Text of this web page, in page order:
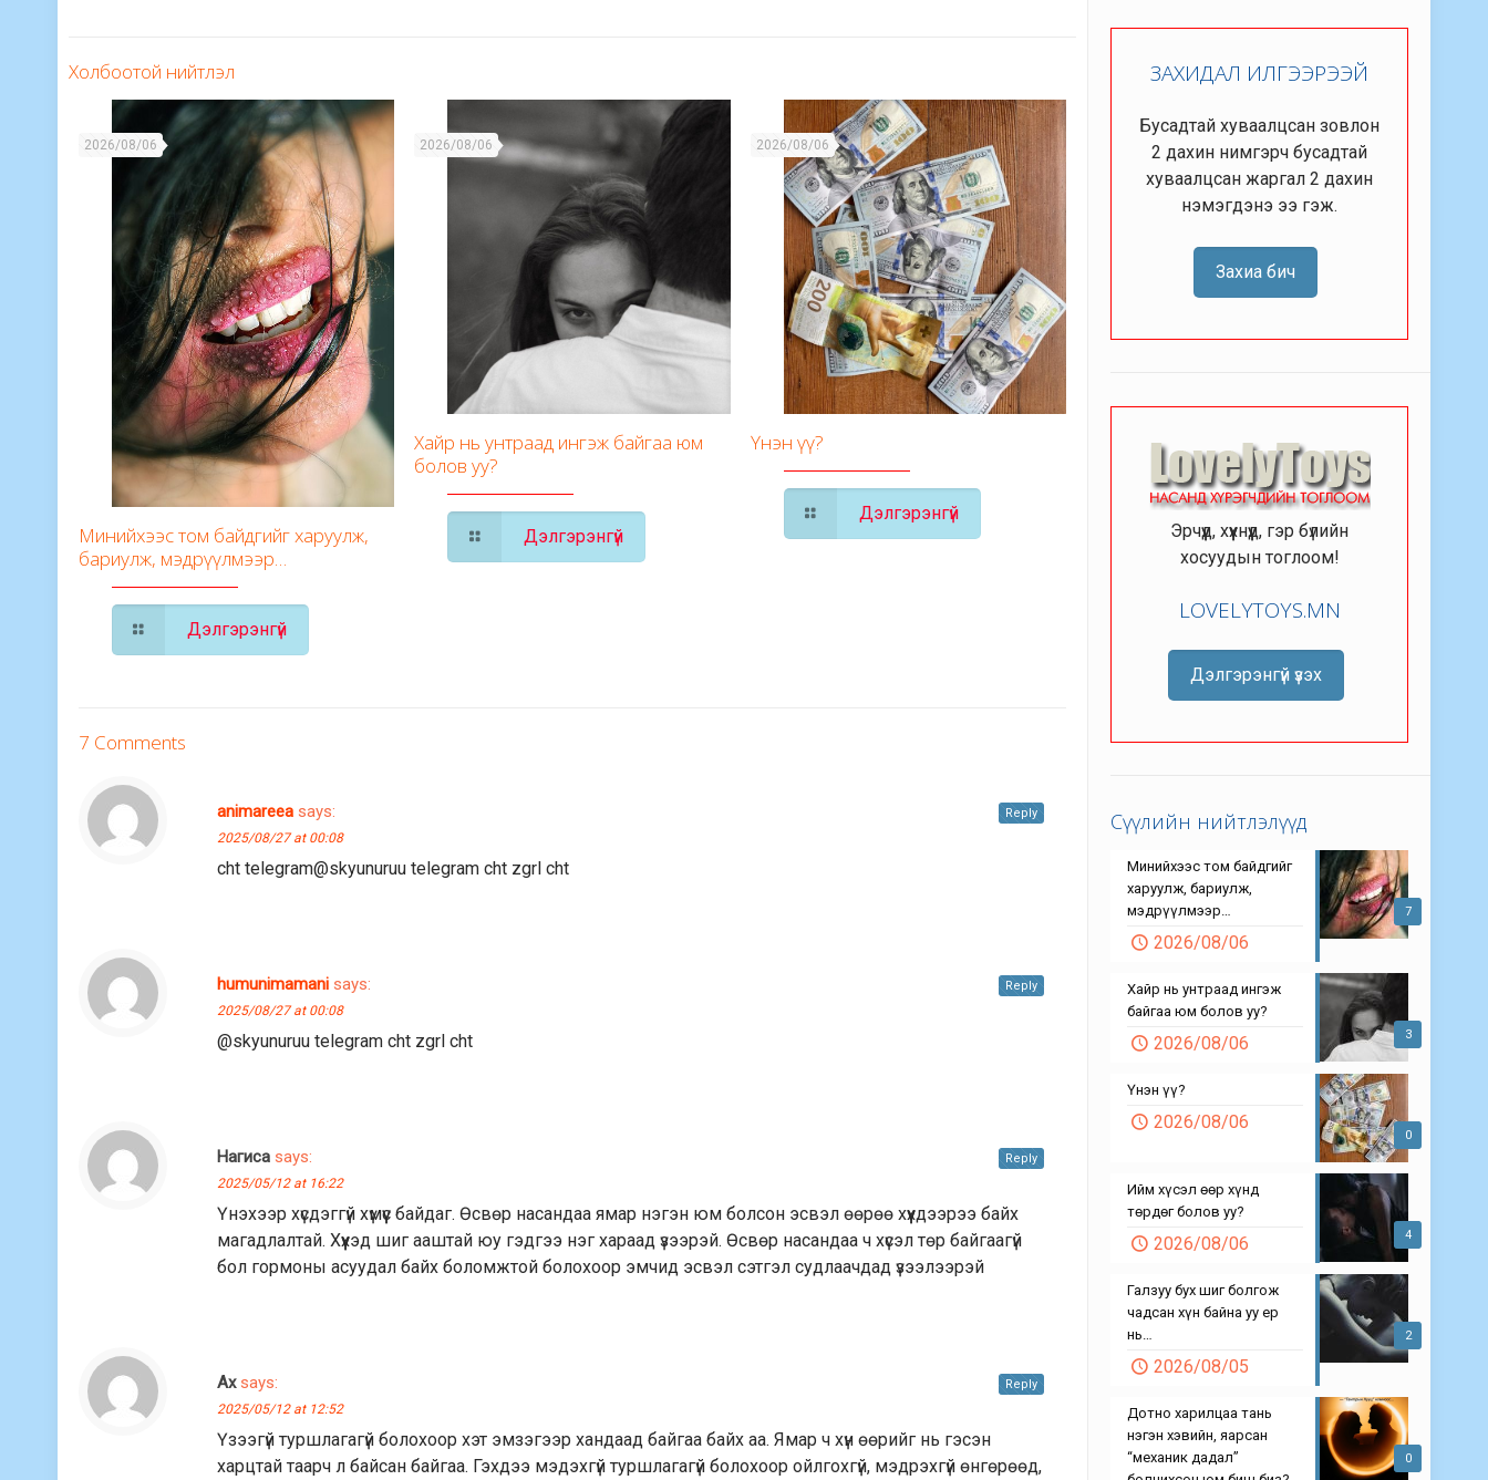
Холбоотой нийтлэл
2026/08/06
Минийхээс том байдгийг харуулж,
бариулж, мэдрүүлмээр…
Дэлгэрэнгүй
2026/08/06
Хайр нь унтраад ингэж байгаа юм
болов уу?
Дэлгэрэнгүй
2026/08/06
Үнэн үү?
Дэлгэрэнгүй
7 Comments
animareea says:
2025/08/27 at 00:08
cht telegram@skyunuruu telegram cht zgrl cht
Reply
humunimamani says:
2025/08/27 at 00:08
@skyunuruu telegram cht zgrl cht
Reply
Нагиса says:
2025/05/12 at 16:22
Үнэхээр хүсдэггүй хүмүүс байдаг. Өсвөр насандаа ямар нэгэн юм болсон эсвэл өөрөө хүүхдээрээ байх
магадлалтай. Хүүхэд шиг ааштай юу гэдгээ нэг хараад үзээрэй. Өсвөр насандаа ч хүсэл төр байгаагүй
бол гормоны асуудал байх боломжтой болохоор эмчид эсвэл сэтгэл судлаачдад үзээлээрэй
Reply
Ах says:
2025/05/12 at 12:52
Үзээгүй туршлагагүй болохоор хэт эмзэгээр хандаад байгаа байх аа. Ямар ч хүн өөрийг нь гэсэн
харцтай таарч л байсан байгаа. Гэхдээ мэдэхгүй туршлагагүй болохоор ойлгохгүй, мэдрэхгүй өнгөрөөд,
Reply
ЗАХИДАЛ ИЛГЭЭРЭЭЙ
Бусадтай хуваалцсан зовлон
2 дахин нимгэрч бусадтай
хуваалцсан жаргал 2 дахин
нэмэгдэнэ ээ гэж.
Захиа бич
Эрчүүд, хүүхнүүд, гэр бүлийн
хосуудын тоглоом!
LOVELYTOYS.MN
Дэлгэрэнгүй үзэх
Сүүлийн нийтлэлүүд
7
Минийхээс том байдгийг
харуулж, бариулж,
мэдрүүлмээр…
2026/08/06
3
Хайр нь унтраад ингэж
байгаа юм болов уу?
2026/08/06
0
Үнэн үү?
2026/08/06
4
Ийм хүсэл өөр хүнд
төрдөг болов уу?
2026/08/06
2
Галзуу бух шиг болгож
чадсан хүн байна уу ер
нь…
2026/08/05
0
Дотно харилцаа тань
нэгэн хэвийн, яарсан
“механик дадал”